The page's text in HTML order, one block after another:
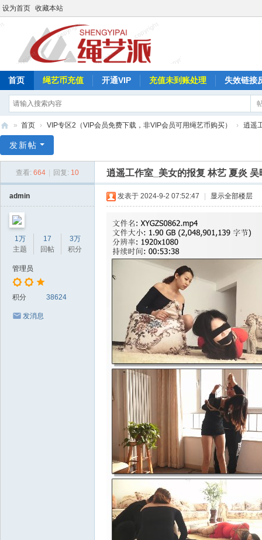
设为首页 收藏本站
首页 绳艺币充值 开通VIP 充值未到账处理 失效链接
艺
» 首页 › VIP专区2（VIP会员免费下载，非VIP会员可用绳艺币购买） › 逍遥
发新帖
查看: 664 回复: 10 逍遥工作室_美女的报复 林艺 夏炎 吴
admin
1万
主题
17
回帖
3万
积分
管理员
积分 38624
发消息
发表于 2024-9-2 07:52:47 显示全部楼层